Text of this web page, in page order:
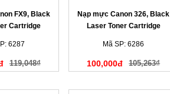
FX9, Black
Cartridge
6287
119,048₫
Nạp mực Canon 326, Black
Laser Toner Cartridge
Mã SP: 6286
100,000đ 105,263₫